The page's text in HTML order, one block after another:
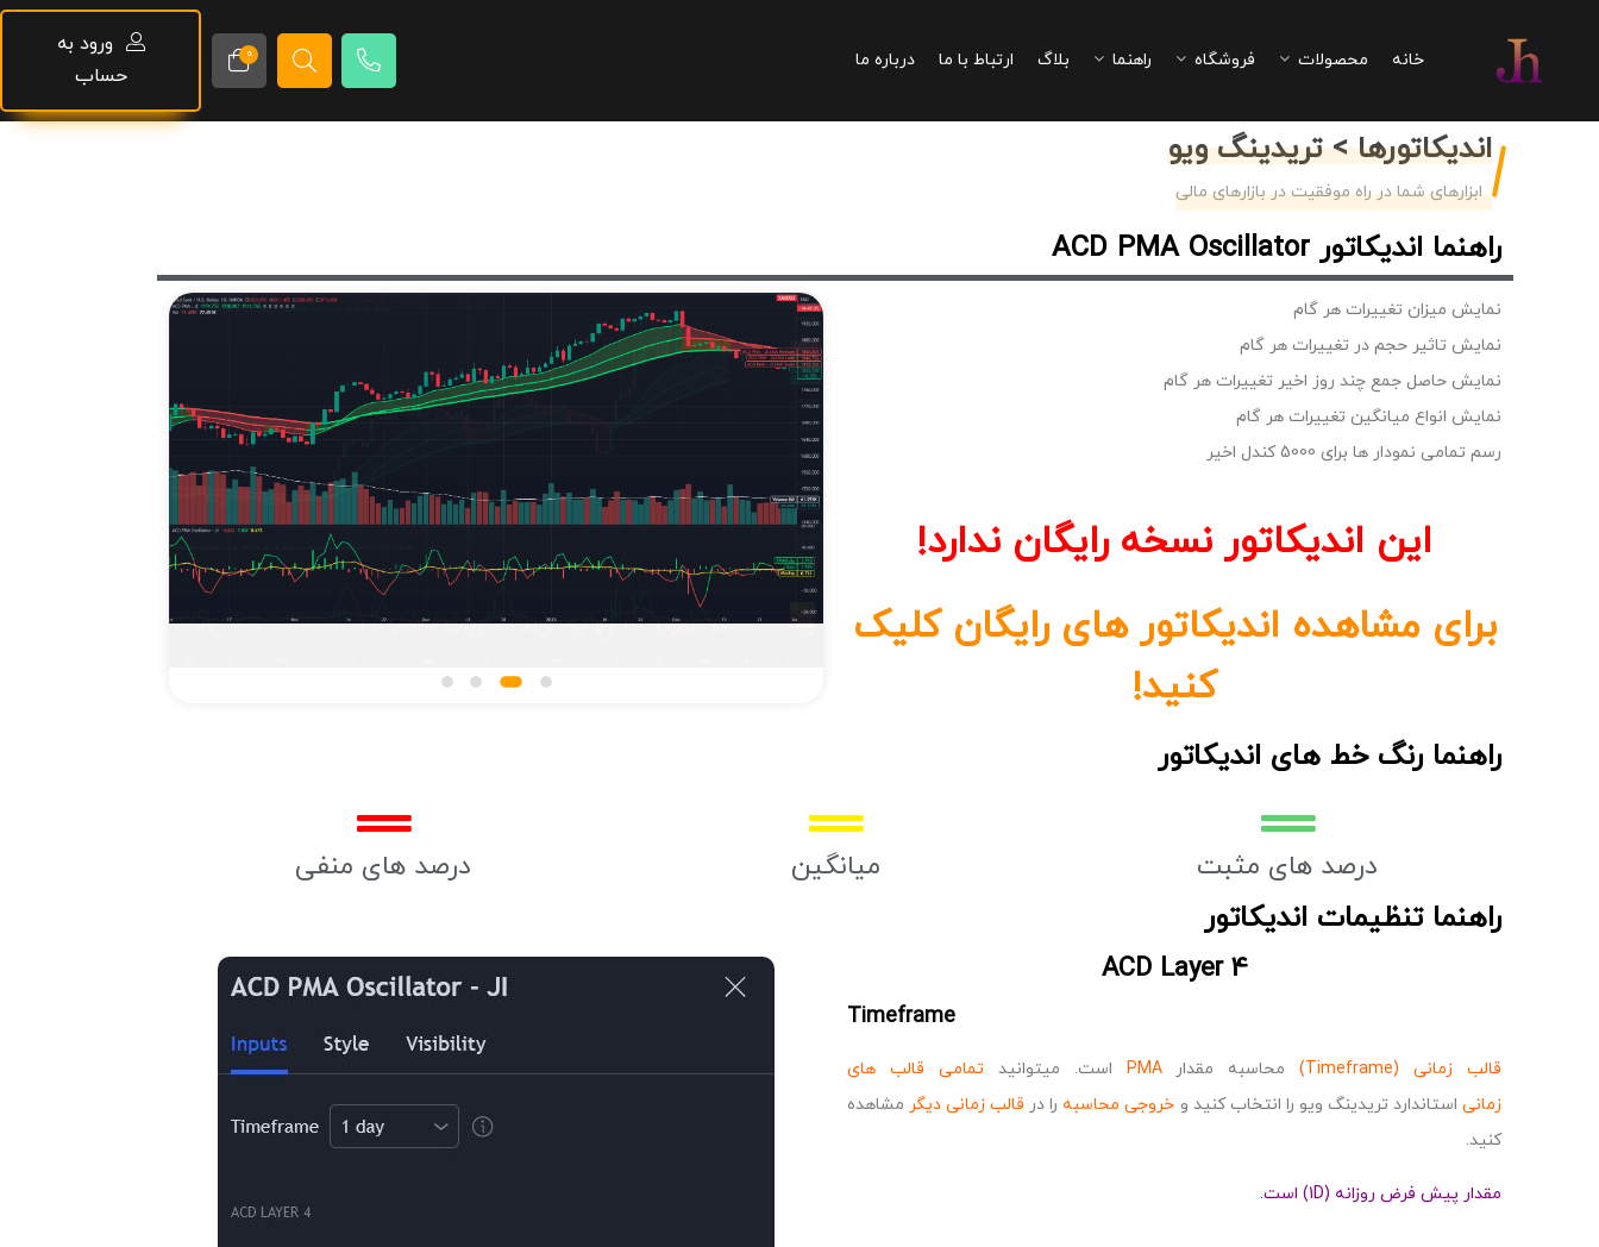
خانه محصولات فروشگاه راهنما بلاگ ارتباط با ما درباره ما 0
ورود به
حساب
اندیکاتورها > تریدینگ ویو
ابزارهای شما در راه موفقیت در بازارهای مالی
راهنما اندیکاتور ACD PMA Oscillator
نمایش میزان تغییرات هر گام
نمایش تاثیر حجم در تغییرات هر گام
نمایش حاصل جمع چند روز اخیر تغییرات هر گام
نمایش انواع میانگین تغییرات هر گام
رسم تمامی نمودار ها برای 5000 کندل اخیر
این اندیکاتور نسخه رایگان ندارد!
برای مشاهده اندیکاتور های رایگان کلیک
کنید!
راهنما رنگ خط های اندیکاتور
درصد های مثبت میانگین درصد های منفی
راهنما تنظیمات اندیکاتور
ACD Layer 4
Timeframe
قالب زمانی (Timeframe) محاسبه مقدارPMA است. میتوانید تمامی قالب های
زمانیاستاندارد تریدینگ ویو را انتخاب کنید و خروجی محاسبه را در قالب زمانی دیگر مشاهده
کنید.
مقدار پیش فرض روزانه (1D) است.